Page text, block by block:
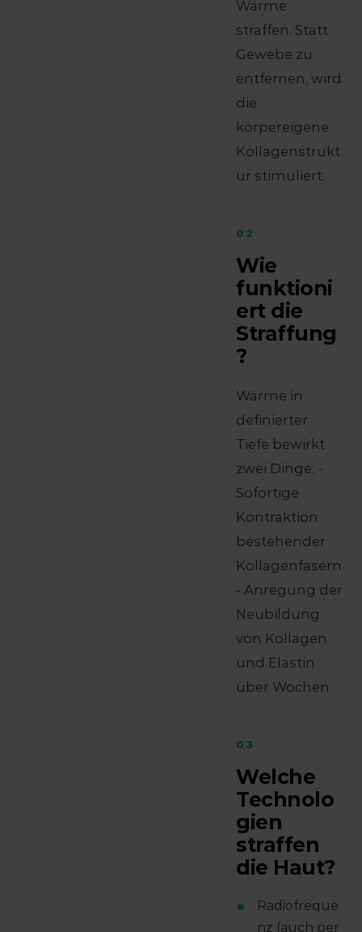
Wärme
straffen. Statt
Gewebe zu
entfernen, wird
die
körpereigene
Kollagenstrukt
ur stimuliert.
02
Wie
funktioni
ert die
Straffung
?
Wärme in
definierter
Tiefe bewirkt
zwei Dinge: -
Sofortige
Kontraktion
bestehender
Kollagenfasern
- Anregung der
Neubildung
von Kollagen
und Elastin
über Wochen
03
Welche
Technolo
gien
straffen
die Haut?
Radiofreque
nz (auch per